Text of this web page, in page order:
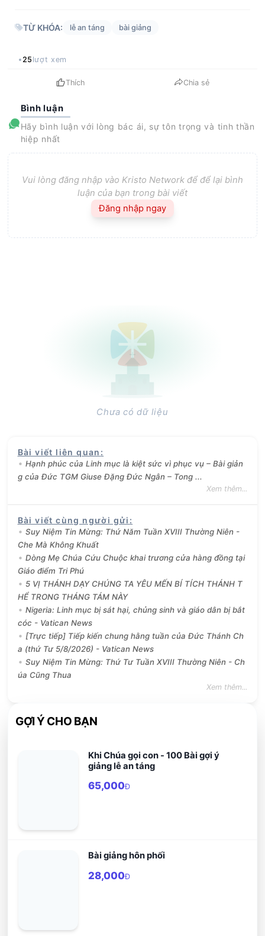
TỪ KHÓA: lễ an táng bài giảng
25 lượt xem
Thích Chia sẻ
Bình luận
Hãy bình luận với lòng bác ái, sự tôn trọng và tinh thần
hiệp nhất
Vui lòng đăng nhập vào Kristo Network để để lại bình
luận của bạn trong bài viết
Đăng nhập ngay
Chưa có dữ liệu
Bài viết liên quan :
Hạnh phúc của Linh mục là kiệt sức vì phục vụ – Bài giản
g của Đức TGM Giuse Đặng Đức Ngân – Tong ...
Xem thêm...
Bài viết cùng người gửi :
Suy Niệm Tin Mừng: Thứ Năm Tuần XVIII Thường Niên -
Che Mà Không Khuất
Dòng Mẹ Chúa Cứu Chuộc khai trương cửa hàng đồng tại
Giáo điểm Tri Phú
5 VỊ THÁNH DẠY CHÚNG TA YÊU MẾN BÍ TÍCH THÁNH T
HỂ TRONG THÁNG TÁM NÀY
Nigeria: Linh mục bị sát hại, chủng sinh và giáo dân bị bắt
cóc - Vatican News
[Trực tiếp] Tiếp kiến chung hằng tuần của Đức Thánh Ch
a (thứ Tư 5/8/2026) - Vatican News
Suy Niệm Tin Mừng: Thứ Tư Tuần XVIII Thường Niên - Ch
úa Cũng Thua
Xem thêm...
GỢI Ý CHO BẠN
Khi Chúa gọi con - 100 Bài gợi ý
giảng lễ an táng
65,000Đ
Bài giảng hôn phối
28,000Đ